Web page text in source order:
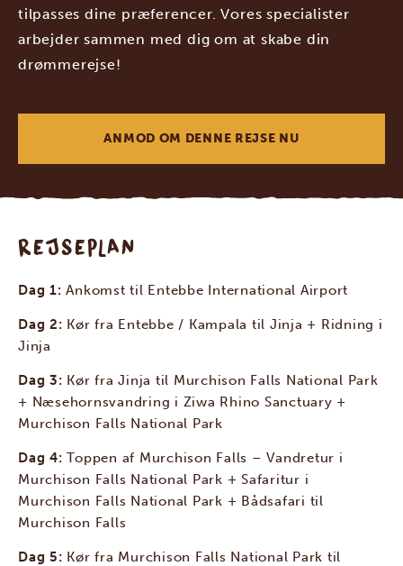
tilpasses dine præferencer. Vores specialister
arbejder sammen med dig om at skabe din
drømmerejse!
ANMOD OM DENNE REJSE NU
REJSEPLAN
Dag 1:Ankomst til Entebbe International Airport
Dag 2: Kør fra Entebbe / Kampala til Jinja + Ridning i
Jinja
Dag 3: Kør fra Jinja til Murchison Falls National Park
+ Næsehornsvandring i Ziwa Rhino Sanctuary +
Murchison Falls National Park
Dag 4:Toppen af Murchison Falls – Vandretur i
Murchison Falls National Park + Safaritur i
Murchison Falls National Park + Bådsafari til
Murchison Falls
Dag 5: Kør fra Murchison Falls National Park til